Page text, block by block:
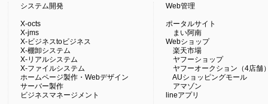
システム開発
X-octs
X-jms
X-ビジネスtoビジネス
X-棚卸システム
X-リアルシステム
X-ファイルシステム
ホームページ製作・Webデザイン
サーバー製作
ビジネスマネージメント
Web管理
ポータルサイト
まい阿南
Webショップ
楽天市場
ヤフーショップ
ヤフーオークション（4店舗
AUショッピングモール
アマゾン
lineアプリ